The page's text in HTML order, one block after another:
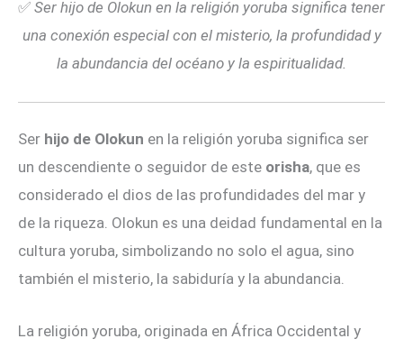
✅ Ser hijo de Olokun en la religión yoruba significa tener
una conexión especial con el misterio, la profundidad y
la abundancia del océano y la espiritualidad.
Ser hijo de Olokun en la religión yoruba significa ser
un descendiente o seguidor de este orisha, que es
considerado el dios de las profundidades del mar y
de la riqueza. Olokun es una deidad fundamental en la
cultura yoruba, simbolizando no solo el agua, sino
también el misterio, la sabiduría y la abundancia.
La religión yoruba, originada en África Occidental y